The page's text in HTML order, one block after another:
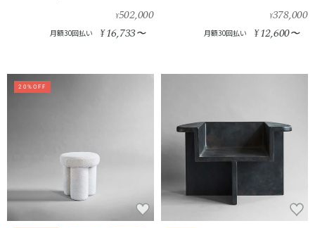
¥502,000
月額30回払い ¥16,733〜
¥378,000
月額30回払い ¥12,600〜
20%OFF